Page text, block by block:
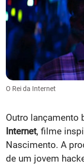
O Rei da Internet
Outro lançamento
Internet, filme
Nascimento. A
de um jovem